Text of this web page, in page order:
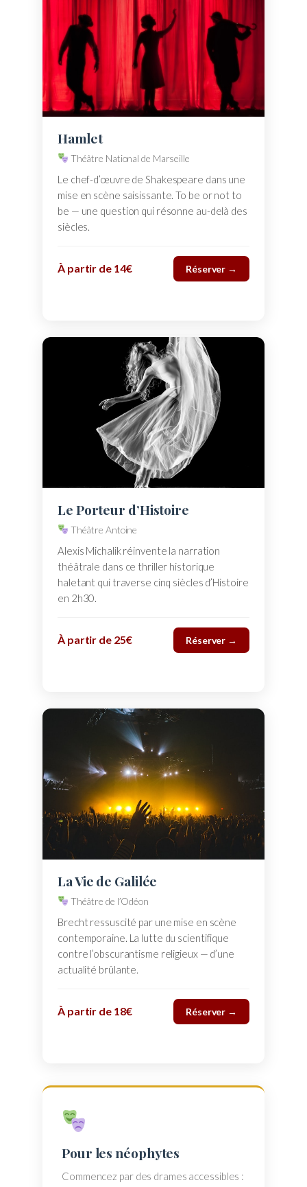
Hamlet
Théâtre National de Marseille
Le chef-d’œuvre de Shakespeare dans une
mise en scène saisissante. To be or not to
be — une question qui résonne au-delà des
siècles.
À partir de 14€ Réserver →
Le Porteur d’Histoire
Théâtre Antoine
Alexis Michalik réinvente la narration
théâtrale dans ce thriller historique
haletant qui traverse cinq siècles d’Histoire
en 2h30.
À partir de 25€ Réserver →
La Vie de Galilée
Théâtre de l’Odéon
Brecht ressuscité par une mise en scène
contemporaine. La lutte du scientifique
contre l’obscurantisme religieux — d’une
actualité brûlante.
À partir de 18€ Réserver →
Pour les néophytes
Commencez par des drames accessibles :